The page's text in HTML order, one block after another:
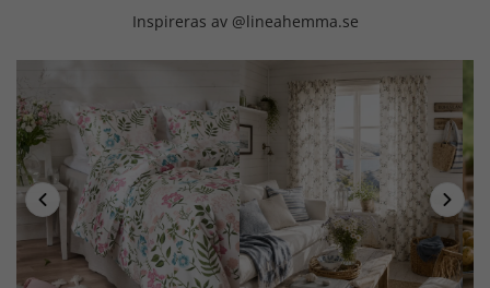
Inspireras av @lineahemma.se